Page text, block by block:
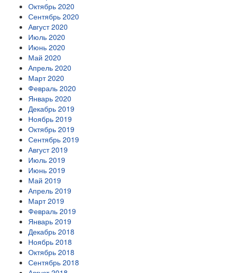
Октябрь 2020
Сентябрь 2020
Август 2020
Июль 2020
Июнь 2020
Май 2020
Апрель 2020
Март 2020
Февраль 2020
Январь 2020
Декабрь 2019
Ноябрь 2019
Октябрь 2019
Сентябрь 2019
Август 2019
Июль 2019
Июнь 2019
Май 2019
Апрель 2019
Март 2019
Февраль 2019
Январь 2019
Декабрь 2018
Ноябрь 2018
Октябрь 2018
Сентябрь 2018